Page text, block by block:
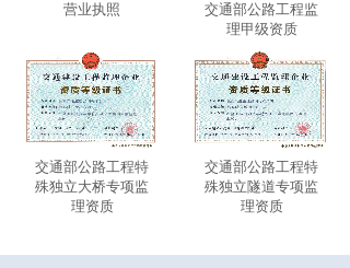
营业执照
交通部公路工程监
理甲级资质
交通部公路工程特
殊独立大桥专项监
理资质
交通部公路工程特
殊独立隧道专项监
理资质